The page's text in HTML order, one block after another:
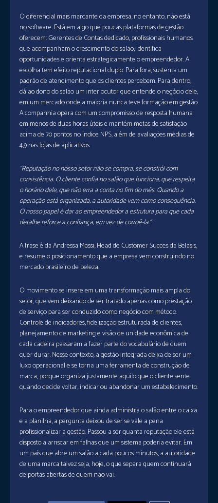
O diferencial mais marcante da empresa, no entanto, não está
no software. Está em algo que poucas plataformas de gestão
oferecem: Gerentes de Contas dedicado, profissionais humanos
que acompanham o crescimento do salão, identifica
oportunidades e orienta estrategicamente o empreendedor. A
escolha tem efeito reputacional duplo. Para fora, sustenta um
padrão de atendimento que os clientes percebem. Para dentro,
dá ao dono do salão um interlocutor que entende o negócio dele,
em um mercado onde a maioria nunca teve formação em gestão.
A companhia opera com um compromisso de resposta humana
em menos de duas horas úteis e mantém metas de satisfação
acima de 70 pontos no índice NPS, além de avaliações médias de
4,9 nas lojas de aplicativos.
“Reputação no nosso setor não se compra, se constrói com
consistência. O cliente confia no salão que funciona, que respeita
o horário dele, que não erra a conta no fim do mês. Quando a
operação está organizada, a autoridade vem como consequência.
O nosso papel é dar ao empreendedor a estrutura para que cada
detalhe reforce a confiança, em vez de corroê-la.”
A frase é da Andressa Mossi, Head de Customer Succes da Belasis,
e resume o posicionamento que a empresa vem construindo no
mercado brasileiro de beleza.
O movimento se insere em uma transformação mais ampla do
setor, que vem deixando de ser tratado apenas como prestação
de serviço para ser conduzido como negócio com método.
Controle de indicadores, fidelização estruturada de clientes,
planejamento de marketing e visão de unidade econômica de
cada cadeira passaram a fazer parte do vocabulário de quem
quer durar. Nesse contexto, a gestão integrada deixa de ser um
luxo operacional e se torna uma ferramenta de construção de
marca, porque organiza justamente aquilo que o cliente sente
quando decide voltar, indicar ou abandonar um estabelecimento.
Para o empreendedor que ainda administra o salão entre o caixa
e a planilha, a pergunta deixou de ser se vale a pena
profissionalizar a gestão. Passou a ser quanta reputação ele está
disposto a arriscar em falhas que um sistema poderia evitar. Em
um país que abre um salão a cada poucos minutos, a autoridade
de uma marca talvez seja, hoje, o que separa quem continuará
de portas abertas de quem não vai.